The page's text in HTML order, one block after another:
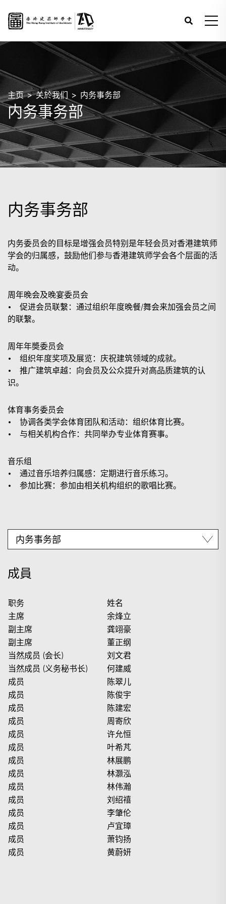
主页 关於我们 内务事务部
内务事务部
内务事务部
内务委员会的目标是增强会员特别是年轻会员对香港建筑师
学会的归属感，鼓励他们参与香港建筑师学会各个层面的活
动。
周年晚会及晚宴委员会
• 促进会员联繫：通过组织年度晚餐/舞会来加强会员之间
的联繫。
周年年奬委员会
• 组织年度奖项及展览：庆祝建筑领域的成就。
• 推广建筑卓越：向会员及公众提升对高品质建筑的认
识。
体育事务委员会
• 协调各类学会体育团队和活动：组织体育比赛。
• 与相关机构合作：共同举办专业体育赛事。
音乐组
• 通过音乐培养归属感：定期进行音乐练习。
• 参加比赛：参加由相关机构组织的歌唱比赛。
成員
职务
姓名
主席
余烽立
副主席
龚翊豪
副主席
董正纲
当然成员 (会长) 刘文君
当然成员 (义务秘书长)
何建威
成员
陈翠儿
成员
陈俊宇
成员
陈建宏
成员
周寄欣
成员
许允恒
成员
叶希芃
成员
林展鹏
成员
林灏泓
成员
林伟瀚
成员
刘绍禧
成员
李肇伦
成员
卢宜璋
成员
萧钧扬
成员
黄蔚妍